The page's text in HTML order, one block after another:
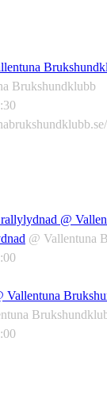
Brukshundklubb
@
@ Vallentuna
Vallentuna